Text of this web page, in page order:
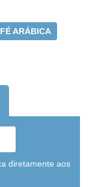
ARÁBICA
diretamente aos